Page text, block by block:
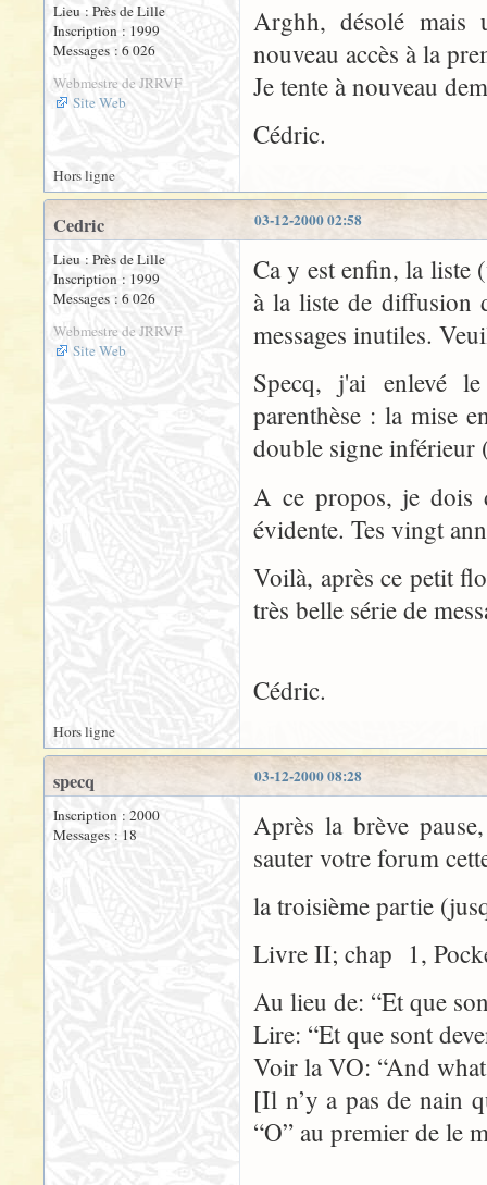
Lieu : Près de Lille
Inscription : 1999
Messages : 6 026
Webmestre de JRRVF
Site Web
Arghh, désolé mais
nouveau accès à la
Je tente à nouveau
Cédric.
Hors ligne
03-12-2000 02:58
Cedric
Lieu : Près de Lille
Inscription : 1999
Messages : 6 026
Webmestre de JRRVF
Site Web
Ca y est enfin, la liste
à la liste de diffusion
messages inutiles.
Specq, j'ai enlevé
parenthèse : la mise
double signe
A ce propos, je
évidente. Tes vingt
Voilà, après ce petit
très belle série de
Cédric.
Hors ligne
03-12-2000 08:28
specq
Inscription : 2000
Messages : 18
Après la brève
sauter votre forum
la troisième partie
Livre II; chap 1,
Au lieu de: “Et que
Lire: “Et que sont
Voir la VO: “And
[Il n’y a pas de nain
“O” au premier de le